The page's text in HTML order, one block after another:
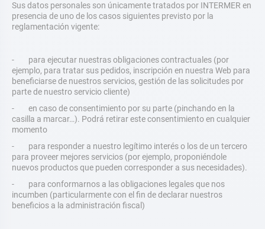
Sus datos personales son únicamente tratados por INTERMER en
presencia de uno de los casos siguientes previsto por la
reglamentación vigente:
- para ejecutar nuestras obligaciones contractuales (por
ejemplo, para tratar sus pedidos, inscripción en nuestra Web para
beneficiarse de nuestros servicios, gestión de las solicitudes por
parte de nuestro servicio cliente)
- en caso de consentimiento por su parte (pinchando en la
casilla a marcar…). Podrá retirar este consentimiento en cualquier
momento
- para responder a nuestro legítimo interés o los de un tercero
para proveer mejores servicios (por ejemplo, proponiéndole
nuevos productos que pueden corresponder a sus necesidades).
- para conformarnos a las obligaciones legales que nos
incumben (particularmente con el fin de declarar nuestros
beneficios a la administración fiscal)